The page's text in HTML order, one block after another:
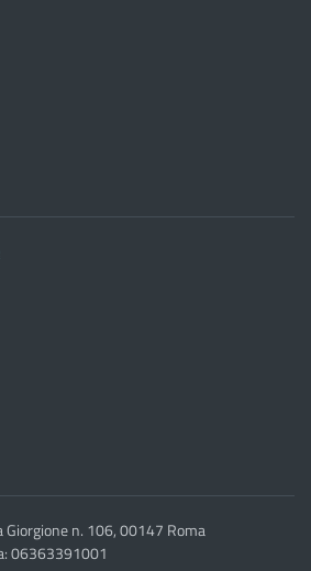
Giorgione n. 106, 00147 Roma
06363391001